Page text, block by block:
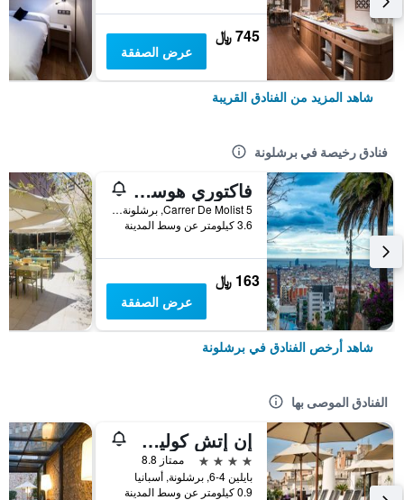
745 ﷼
عرض الصفقة
شاهد المزيد من الفنادق القريبة
فنادق رخيصة في برشلونة
فاكتوري هوستلز بارسيلونا
Carrer De Molist 5, برشلونة, أسبانيا
3.6 كيلومتر عن وسط المدينة
163 ﷼
عرض الصفقة
شاهد أرخص الفنادق في برشلونة
الفنادق الموصى بها
إن إتش كوليكشن برشلونة بوديوم
4 نجوم
ممتاز 8.8
بايلين 4-6, برشلونة, أسبانيا
0.9 كيلومتر عن وسط المدينة